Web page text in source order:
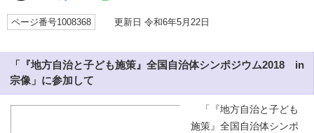
ページ番号1008368 更新日 令和6年5月22日
「『地方自治と子ども施策』全国自治体シンポジウム2018 in
宗像」に参加して
「『地方自治と子ども
施策』全国自治体シンポ